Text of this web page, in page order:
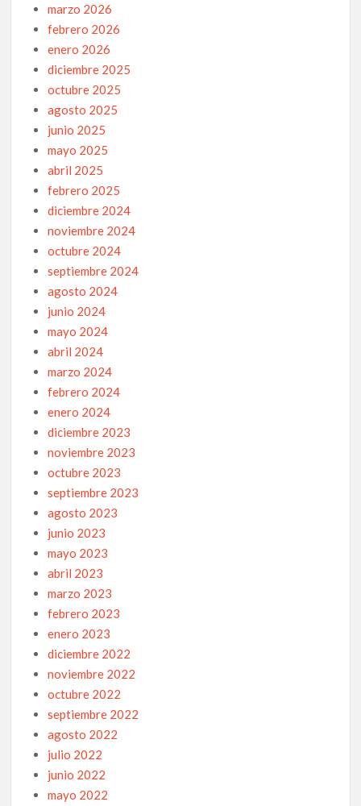
marzo 2026
febrero 2026
enero 2026
diciembre 2025
octubre 2025
agosto 2025
junio 2025
mayo 2025
abril 2025
febrero 2025
diciembre 2024
noviembre 2024
octubre 2024
septiembre 2024
agosto 2024
junio 2024
mayo 2024
abril 2024
marzo 2024
febrero 2024
enero 2024
diciembre 2023
noviembre 2023
octubre 2023
septiembre 2023
agosto 2023
junio 2023
mayo 2023
abril 2023
marzo 2023
febrero 2023
enero 2023
diciembre 2022
noviembre 2022
octubre 2022
septiembre 2022
agosto 2022
julio 2022
junio 2022
mayo 2022